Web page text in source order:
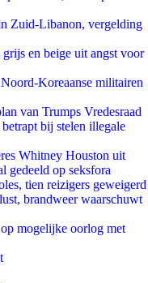
Zuid-Libanon, vergelding
en beige uit angst voor
Koreaanse militairen
van Trumps Vredesraad
bij stelen illegale
Whitney Houston uit
gedeeld op seksfora
tien reizigers geweigerd
brandweer waarschuwt
mogelijke oorlog met